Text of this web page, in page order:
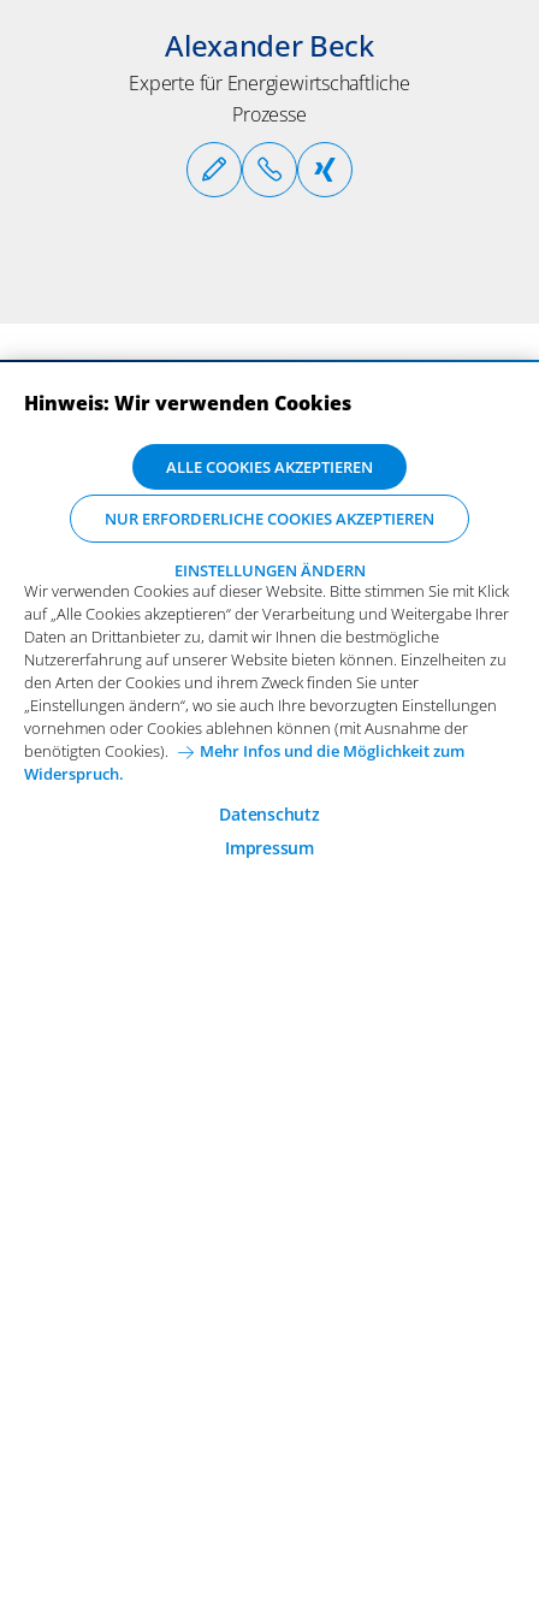
Alexander Beck
Experte für Energiewirtschaftliche
Prozesse
Impressum Datenschutz
Allgemeine Einkaufsbedingungen
Karriere bei Arvato Systems Kontakt
Wir verwenden Cookies auf dieser Website. Bitte stimmen Sie mit Klick
auf „Alle Cookies akzeptieren“ der Verarbeitung und Weitergabe Ihrer
Daten an Drittanbieter zu, damit wir Ihnen die bestmögliche
Nutzererfahrung auf unserer Website bieten können. Einzelheiten zu
den Arten der Cookies und ihrem Zweck finden Sie unter
„Einstellungen ändern“, wo sie auch Ihre bevorzugten Einstellungen
vornehmen oder Cookies ablehnen können (mit Ausnahme der
benötigten Cookies).
Mehr Infos und die Möglichkeit zum
Widerspruch.
Datenschutz
Impressum
Hinweis: Wir verwenden Cookies
ALLE COOKIES AKZEPTIEREN
NUR ERFORDERLICHE COOKIES AKZEPTIEREN
EINSTELLUNGEN ÄNDERN
Wir verwenden Cookies auf dieser Website. Bitte stimmen Sie mit Klick
auf „Alle Cookies akzeptieren“ der Verarbeitung und Weitergabe Ihrer
Daten an Drittanbieter zu, damit wir Ihnen die bestmögliche
Nutzererfahrung auf unserer Website bieten können. Einzelheiten zu
den Arten der Cookies und ihrem Zweck finden Sie unter
„Einstellungen ändern“, wo sie auch Ihre bevorzugten Einstellungen
vornehmen oder Cookies ablehnen können (mit Ausnahme der
benötigten Cookies).
Mehr Infos und die Möglichkeit zum
Widerspruch.
Funktionale Cookies
Diese Cookies sind essenziell wichtig für die einwandfreie
Funktion der Website.
Analytische Cookies
Analytische Cookies werden verwendet, um das